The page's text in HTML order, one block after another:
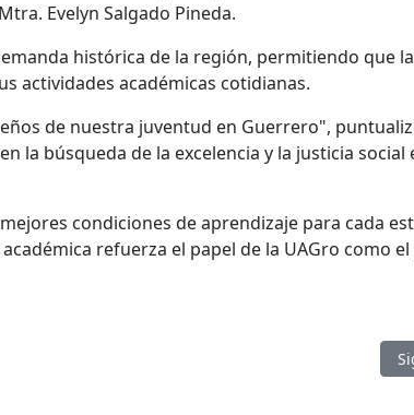
Mtra. Evelyn Salgado Pineda.
histórica de la región, permitiendo que
actividades académicas cotidianas.
de nuestra juventud en Guerrero",
la búsqueda de la excelencia y la justicia social
condiciones de aprendizaje para cada
refuerza el papel de la UAGro como
NO. 4 MEDIANTE GESTIÓN ANTE EL GOBIERNO